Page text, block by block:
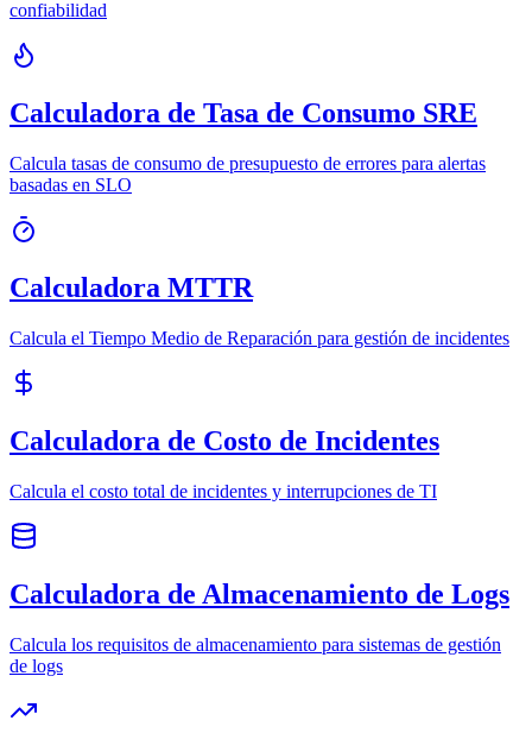
confiabilidad
Calculadora de Tasa de Consumo SRE
Calcula tasas de consumo de presupuesto de errores para alertas
basadas en SLO
Calculadora MTTR
Calcula el Tiempo Medio de Reparación para gestión de incidentes
Calculadora de Costo de Incidentes
Calcula el costo total de incidentes y interrupciones de TI
Calculadora de Almacenamiento de Logs
Calcula los requisitos de almacenamiento para sistemas de gestión
de logs